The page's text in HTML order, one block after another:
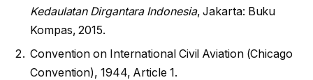
Kedaulatan Dirgantara Indonesia, Jakarta: Buku
Kompas, 2015.
Convention on International Civil Aviation (Chicago
Convention), 1944, Article 1.